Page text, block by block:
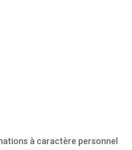
à caractère personnel